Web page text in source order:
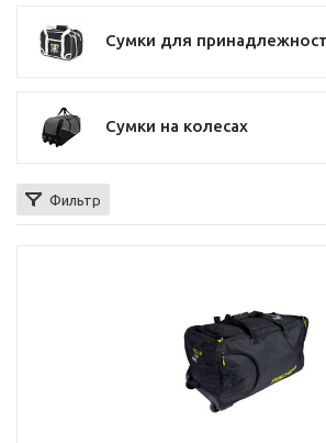
Сумки для
Сумки на колесах
Фильтр